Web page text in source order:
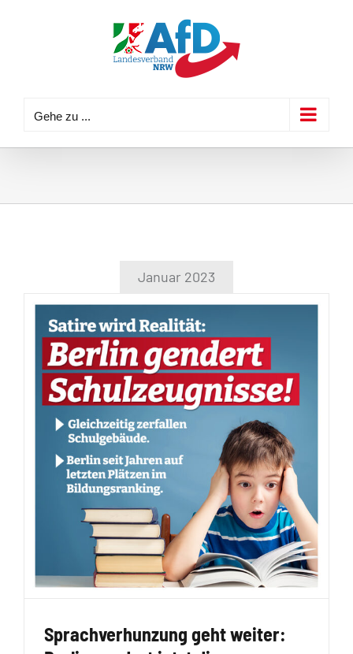
Gehe zu ...
Januar 2023
Sprachverhunzung geht weiter: